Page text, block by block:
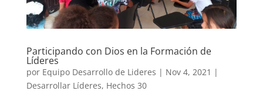
Participando con Dios en la Formación de
Líderes
por Equipo Desarrollo de Lideres | Nov 4, 2021 |
Desarrollar Líderes, Hechos 30